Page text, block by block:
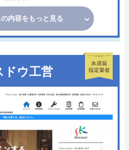
内容をもっと見る
ドウ工営